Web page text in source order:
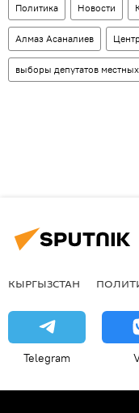
Политика Новости
Алмаз Асаналиев
выборы депутатов
КЫРГЫЗСТАН
Telegram